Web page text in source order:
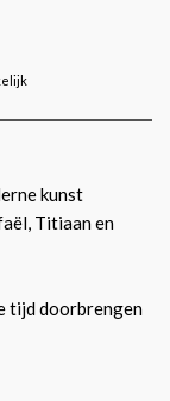
kunst
Titiaan en
tijd doorbrengen